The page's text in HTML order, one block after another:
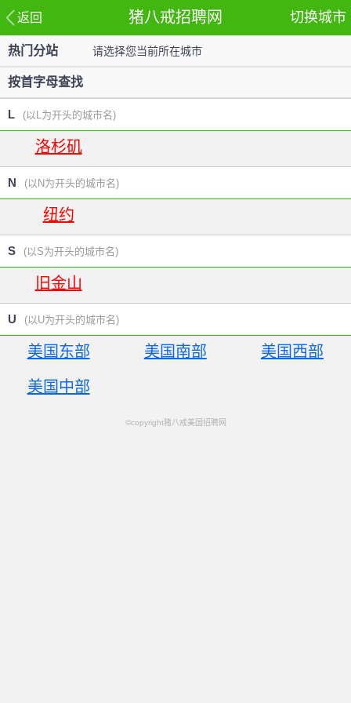
返回 切换城市
猪八戒招聘网
热门分站 请选择您当前所在城市
按首字母查找
L (以L为开头的城市名)
洛杉矶
N (以N为开头的城市名)
纽约
S (以S为开头的城市名)
旧金山
U (以U为开头的城市名)
美国东部 美国南部 美国西部
美国中部
©copyright猪八戒美国招聘网